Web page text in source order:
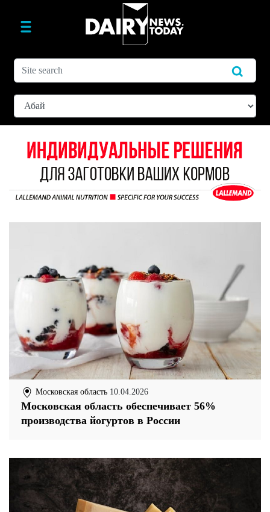
Московская область 10.04.2026
Московская область обеспечивает 56%
производства йогуртов в России